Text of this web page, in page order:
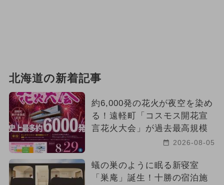
北海道の新着記事
約6,000発の花火が夜空を染め
る！遠軽町「コスモス開花宣
言花火大会」が過去最高規模
2026-08-05
蟻の巣のように眠る新寝室
「巣庵」誕生！十勝の宿泊施